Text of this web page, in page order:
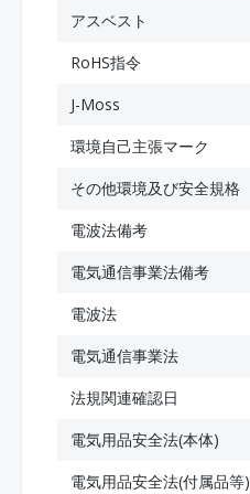
アスベスト
RoHS指令
J-Moss
環境自己主張マーク
その他環境及び安全規格
電波法備考
電気通信事業法備考
電波法
電気通信事業法
法規関連確認日
電気用品安全法(本体)
電気用品安全法(付属品等)